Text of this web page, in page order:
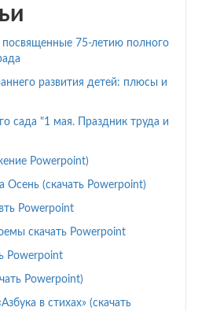
посвященные 75-летию полного
развития детей: плюсы и
сада "1 мая. Праздник труда и
Powerpoint)
Осень (скачать Powerpoint)
Powerpoint
скачать Powerpoint
Powerpoint
Powerpoint)
в стихах» (скачать